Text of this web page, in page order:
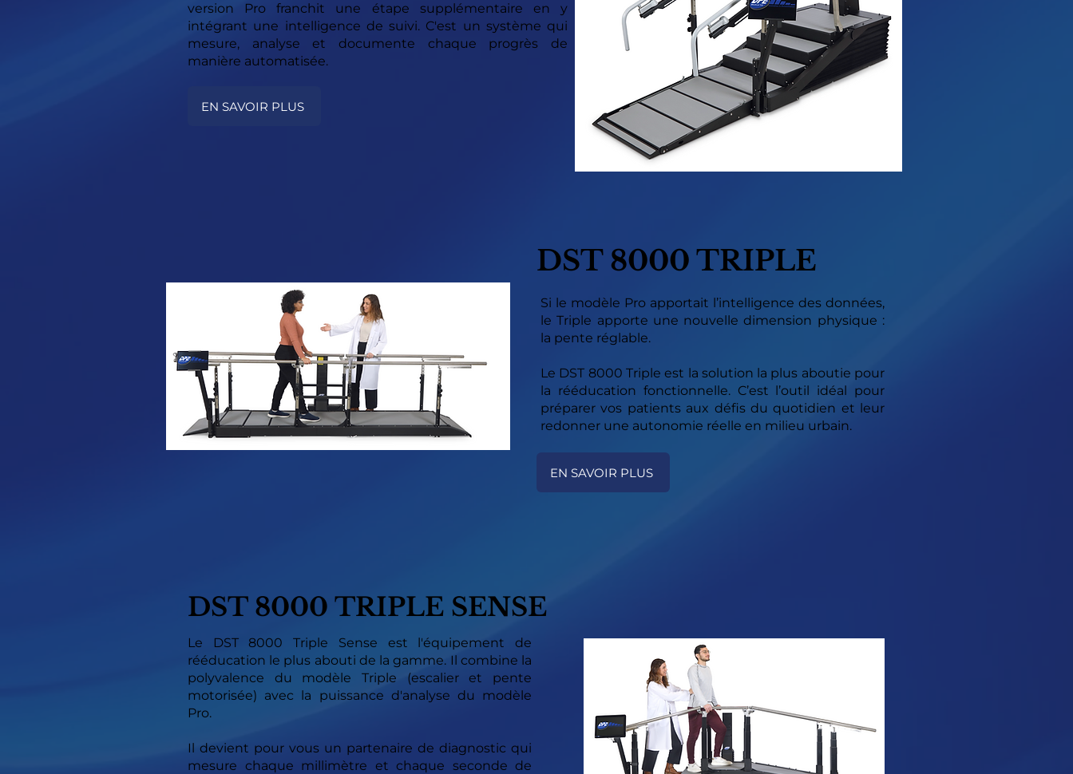
version Pro franchit une étape supplémentaire en y
intégrant une intelligence de suivi. C'est un système qui
mesure, analyse et documente chaque progrès de
manière automatisée.
EN SAVOIR PLUS
DST 8000 TRIPLE
Si le modèle Pro apportait l’intelligence des données,
le Triple apporte une nouvelle dimension physique :
la pente réglable.
Le DST 8000 Triple est la solution la plus aboutie pour
la rééducation fonctionnelle. C’est l’outil idéal pour
préparer vos patients aux défis du quotidien et leur
redonner une autonomie réelle en milieu urbain.
EN SAVOIR PLUS
DST 8000 TRIPLE SENSE
Le DST 8000 Triple Sense est l'équipement de
rééducation le plus abouti de la gamme. Il combine la
polyvalence du modèle Triple (escalier et pente
motorisée) avec la puissance d'analyse du modèle
Pro.
Il devient pour vous un partenaire de diagnostic qui
mesure chaque millimètre et chaque seconde de